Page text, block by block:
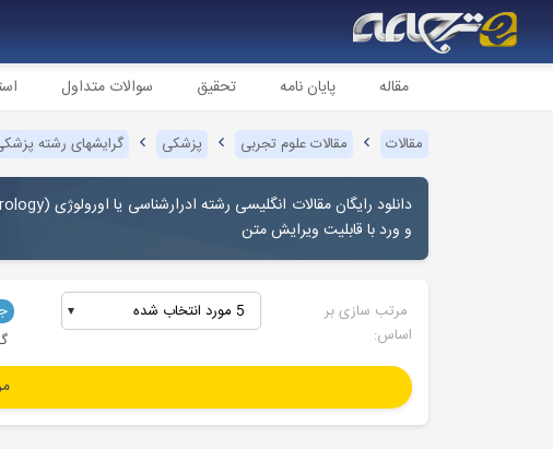
مقاله پایان نامه تحقیق سوالات متداول
مقالات مقالات علوم تجربی پزشکی گرایشهای رشته
دانلود رایگان مقالات انگلیسی رشته ادرارشناسی یا اورولوژی(
و ورد با قابلیت ویرایش متن
مرتب سازی بر
اساس:
5 مورد انتخاب شده